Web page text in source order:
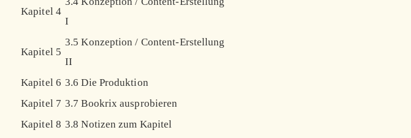
Kapitel 4
I
Kapitel 5
3.5 Konzeption / Content-Erstellung
II
Kapitel 6 3.6 Die Produktion
Kapitel 7 3.7 Bookrix ausprobieren
Kapitel 8 3.8 Notizen zum Kapitel